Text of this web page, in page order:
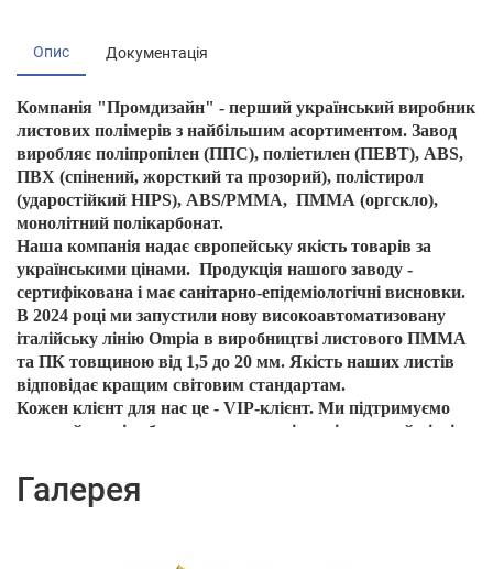
Опис Документація
Компанія "Промдизайн" - перший український виробник
листових полімерів з найбільшим асортиментом. Завод
виробляє поліпропілен (ППС), поліетилен (ПЕВТ), ABS,
ПВХ (спінений, жорсткий та прозорий), полістирол
(ударостійкий HIPS), ABS/PMMA, ПММА (оргскло),
монолітний полікарбонат.
Наша компанія надає європейську якість товарів за
українськими цінами. Продукція нашого заводу -
сертифікована і має санітарно-епідеміологічні висновки.
В 2024 році ми запустили нову високоавтоматизовану
італійську лінію Ompia в виробництві листового ПММА
та ПК товщиною від 1,5 до 20 мм. Якість наших листів
відповідає кращим світовим стандартам.
Кожен клієнт для нас це - VIP-клієнт. Ми підтримуємо
високий сервіс обслуговування та індивідуальний підхід
безперебійна робота транспортної логістики та філіали,
які розташовані по всій території України.
Галерея